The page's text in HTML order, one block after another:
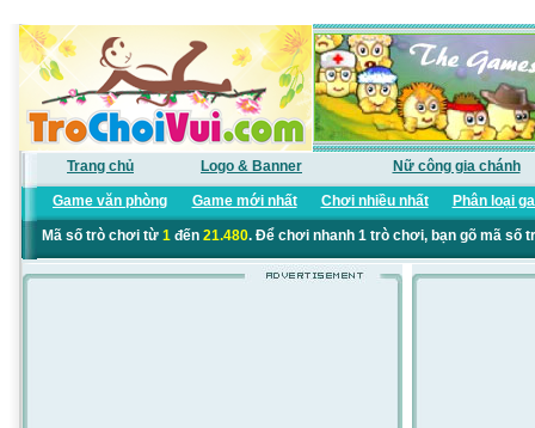
Trang chủ Logo & Banner Nữ công gia chánh
Game văn phòng Game mới nhất Chơi nhiều nhất Phân loại
Mã số trò chơi từ 1đến 21.480. Để chơi nhanh 1 trò chơi, bạn gõ mã số